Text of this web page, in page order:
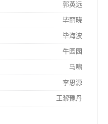
郭英远
毕丽晓
毕海波
牛园园
马啸
李思源
王黎豫丹